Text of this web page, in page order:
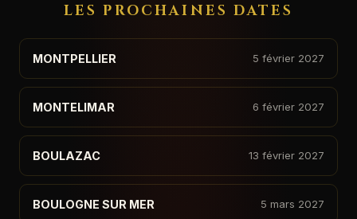
LES PROCHAINES DATES
MONTPELLIER 5 février 2027
MONTELIMAR 6 février 2027
BOULAZAC 13 février 2027
BOULOGNE SUR MER 5 mars 2027